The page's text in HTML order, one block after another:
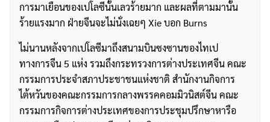
การมาเยือนของเปโลซีนั้นเลวร้ายมาก และผลที่ตามมานั้น
ร้ายแรงมาก ฝ่ายจีนจะไม่นั่งเฉยๆ Xie บอก Burns
ไม่นานหลังจากเปโลซีมาถึงสนามบินซงซานของไทเป
ทางการจีน 5 แห่ง รวมถึงกระทรวงการต่างประเทศจีน คณะ
กรรมการประจำสภาประชาชนแห่งชาติ สำนักงานกิจการ
ไต้หวันของคณะกรรมการกลางพรรคคอมมิวนิสต์จีน คณะ
กรรมการกิจการต่างประเทศของการประชุมปรึกษาหารือ